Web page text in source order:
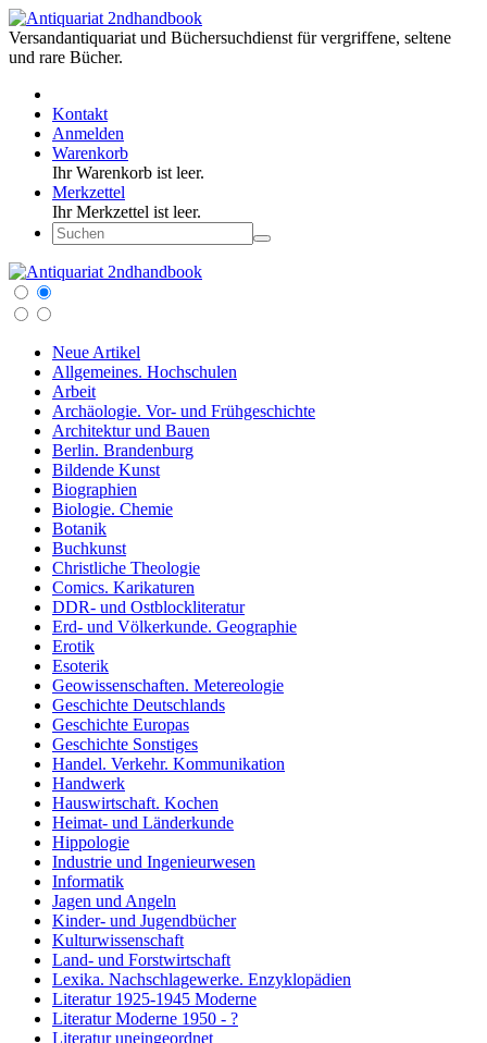
Versandantiquariat und Büchersuchdienst für vergriffene, seltene
und rare Bücher.
Kontakt
Anmelden
Warenkorb
Ihr Warenkorb ist leer.
Merkzettel
Ihr Merkzettel ist leer.
Neue Artikel
Allgemeines. Hochschulen
Arbeit
Archäologie. Vor- und Frühgeschichte
Architektur und Bauen
Berlin. Brandenburg
Bildende Kunst
Biographien
Biologie. Chemie
Botanik
Buchkunst
Christliche Theologie
Comics. Karikaturen
DDR- und Ostblockliteratur
Erd- und Völkerkunde. Geographie
Erotik
Esoterik
Geowissenschaften. Metereologie
Geschichte Deutschlands
Geschichte Europas
Geschichte Sonstiges
Handel. Verkehr. Kommunikation
Handwerk
Hauswirtschaft. Kochen
Heimat- und Länderkunde
Hippologie
Industrie und Ingenieurwesen
Informatik
Jagen und Angeln
Kinder- und Jugendbücher
Kulturwissenschaft
Land- und Forstwirtschaft
Lexika. Nachschlagewerke. Enzyklopädien
Literatur 1925-1945 Moderne
Literatur Moderne 1950 - ?
Literatur uneingeordnet